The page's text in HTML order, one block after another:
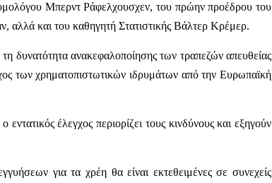
Μπερντ Ράφελχουσχεν, του πρώην προέδρου του
και του καθηγητή Στατιστικής Βάλτερ Κρέμερ.
δυνατότητα ανακεφαλοποίησης των τραπεζών απευθείας
των χρηματοπιστωτικών ιδρυμάτων από την Ευρωπαϊκή
έλεγχος περιορίζει τους κινδύνους και εξηγούν
για τα χρέη θα είναι εκτεθειμένες σε συνεχείς